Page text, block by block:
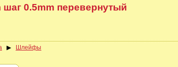
0.5mm перевернутый
▶ Шлейфы